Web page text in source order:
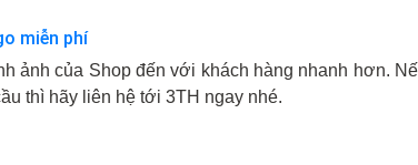
miễn phí
ảnh của Shop đến với khách hàng nhanh hơn.
thì hãy liên hệ tới 3TH ngay nhé.